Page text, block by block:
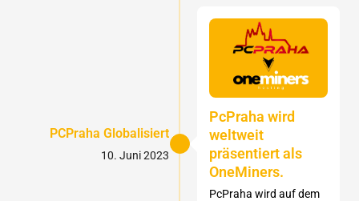
PCPraha Globalisiert
10. Juni 2023
PcPraha wird
weltweit
präsentiert als
OneMiners.
PcPraha wird auf dem